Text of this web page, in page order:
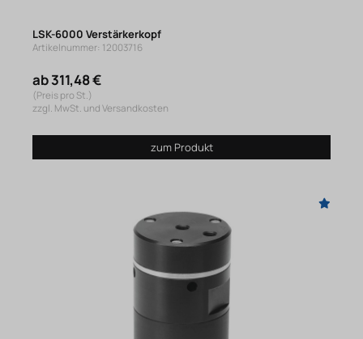
LSK-6000 Verstärkerkopf
Artikelnummer: 12003716
ab 311,48 €
(Preis pro St.)
zzgl. MwSt. und Versandkosten
zum Produkt